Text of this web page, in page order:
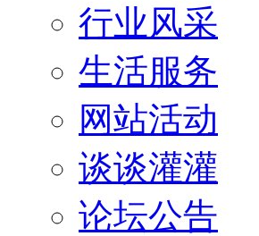
行业风采
生活服务
网站活动
谈谈灌灌
论坛公告